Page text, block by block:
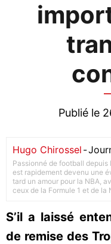
Publié le
Hugo Chirossel -
Passionné de football
est rapidement devenu une
tard un amour pour la NBA,
ceux de la Formule 1 et de la
S’il a laissé
de remise des